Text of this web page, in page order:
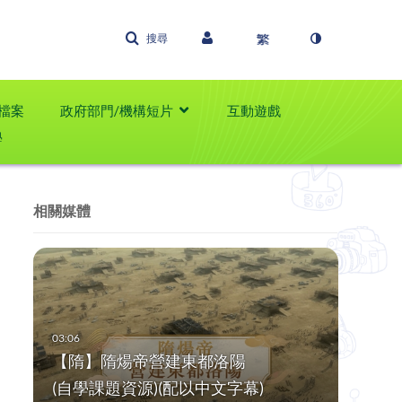
搜尋
案 政府部門/機構短片
互動遊戲
相關媒體
【隋】隋煬帝營建東都洛陽
(自學課題資源)(配以中文字幕)